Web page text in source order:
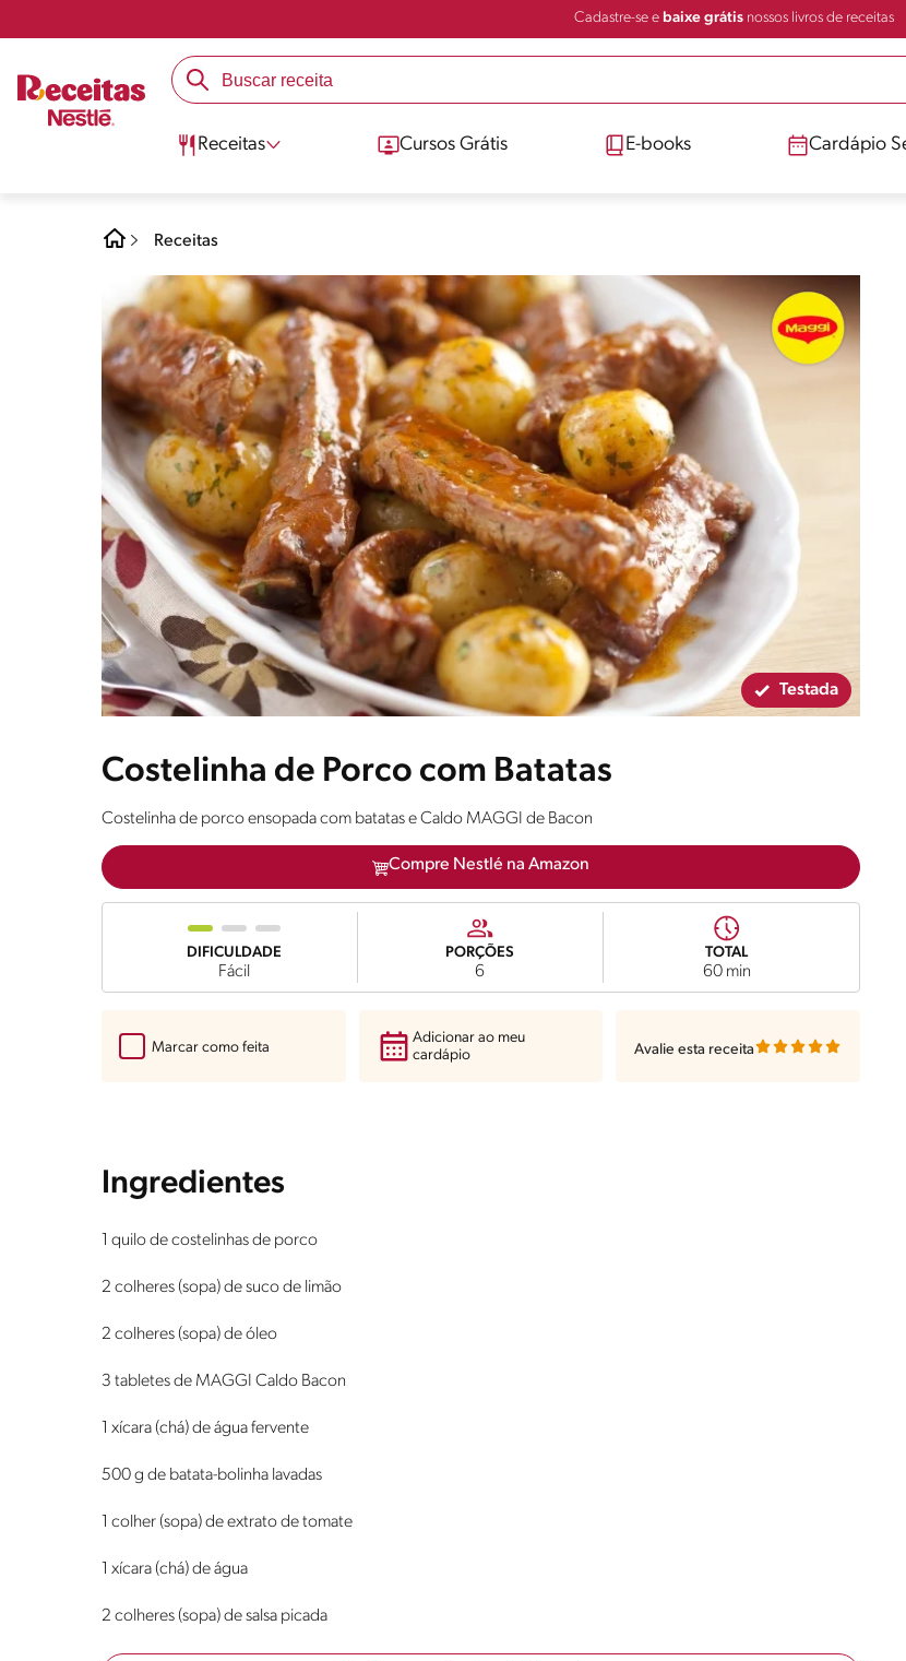
Cadastre-se e baixe grátisnossos livros de receitas
Receitas Cursos Grátis E-books Cardápio
Receitas
Testada
Costelinha de Porco com Batatas
Costelinha de porco ensopada com batatas e Caldo MAGGI de Bacon
Compre Nestlé na Amazon
DIFICULDADE
Fácil
PORÇÕES
6
TOTAL
60 min
Marcar como feita
Adicionar ao meu
cardápio
Avalie esta receita
Ingredientes
1 quilo de costelinhas de porco
2 colheres (sopa) de suco de limão
2 colheres (sopa) de óleo
3 tabletes de MAGGI Caldo Bacon
1 xícara (chá) de água fervente
500 g de batata-bolinha lavadas
1 colher (sopa) de extrato de tomate
1 xícara (chá) de água
2 colheres (sopa) de salsa picada